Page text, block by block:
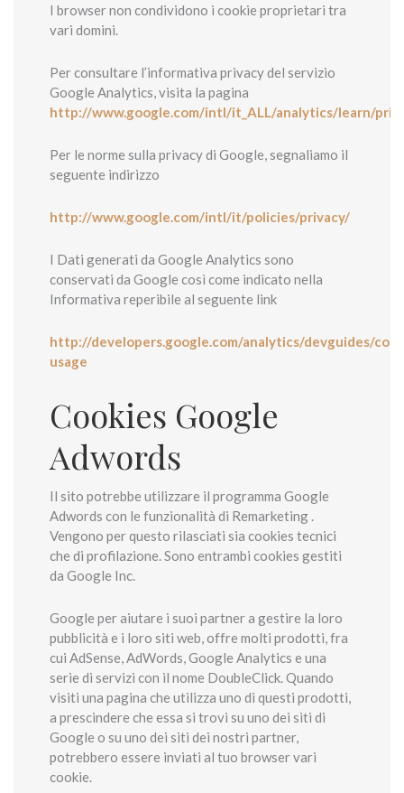
I browser non condividono i cookie proprietari tra
vari domini.
Per consultare l’informativa privacy del servizio
Google Analytics, visita la pagina
http://www.google.com/intl/it_ALL/analytics/learn/
Per le norme sulla privacy di Google, segnaliamo il
seguente indirizzo
http://www.google.com/intl/it/policies/privacy/
I Dati generati da Google Analytics sono
conservati da Google così come indicato nella
Informativa reperibile al seguente link
http://developers.google.com/analytics/devguides/
usage
Cookies Google
Adwords
Il sito potrebbe utilizzare il programma Google
Adwords con le funzionalità di Remarketing .
Vengono per questo rilasciati sia cookies tecnici
che di profilazione. Sono entrambi cookies gestiti
da Google Inc.
Google per aiutare i suoi partner a gestire la loro
pubblicità e i loro siti web, offre molti prodotti, fra
cui AdSense, AdWords, Google Analytics e una
serie di servizi con il nome DoubleClick. Quando
visiti una pagina che utilizza uno di questi prodotti,
a prescindere che essa si trovi su uno dei siti di
Google o su uno dei siti dei nostri partner,
potrebbero essere inviati al tuo browser vari
cookie.